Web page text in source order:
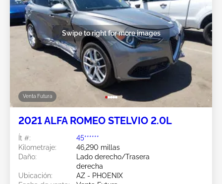
Venta Futura
Swipe to right for more images
2021 ALFA ROMEO STELVIO 2.0L
Ít #:
45******
Kilometraje:
46,290 millas
Daño:
Lado derecho/Trasera
derecha
Ubicación:
AZ - PHOENIX